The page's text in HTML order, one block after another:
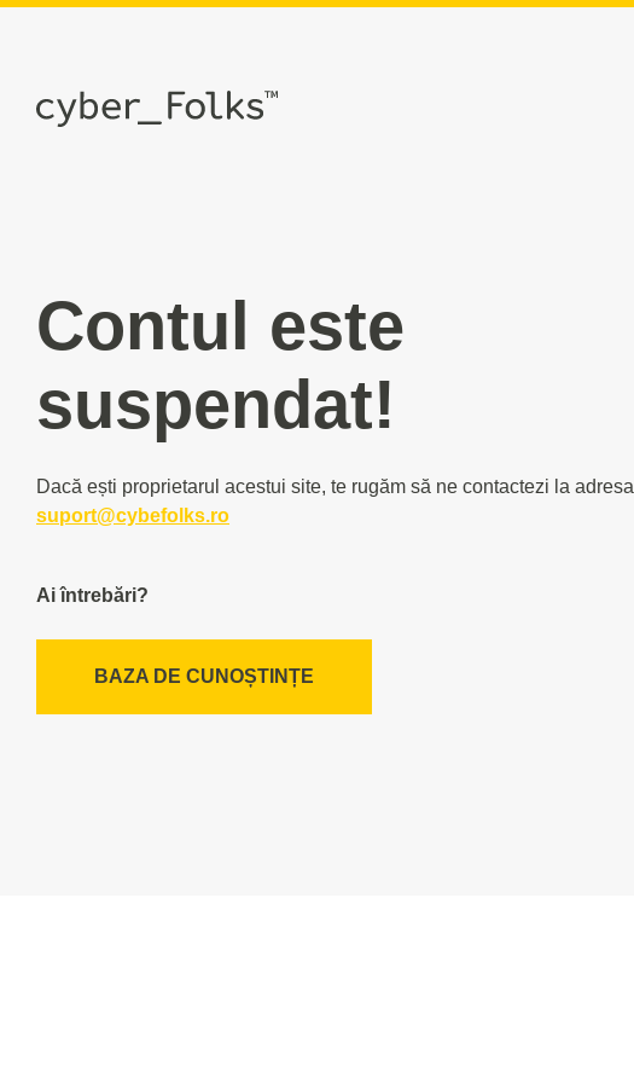
Contul este
suspendat!
Dacă ești proprietarul acestui site, te rugăm să ne contactezi la adresa
suport@cybefolks.ro
Ai întrebări?
BAZA DE CUNOȘTINȚE